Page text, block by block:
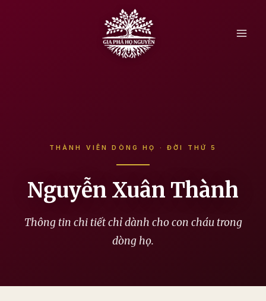
THÀNH VIÊN DÒNG HỌ · ĐỜI THỨ 5
Nguyễn Xuân Thành
Thông tin chi tiết chỉ dành cho con cháu trong
dòng họ.